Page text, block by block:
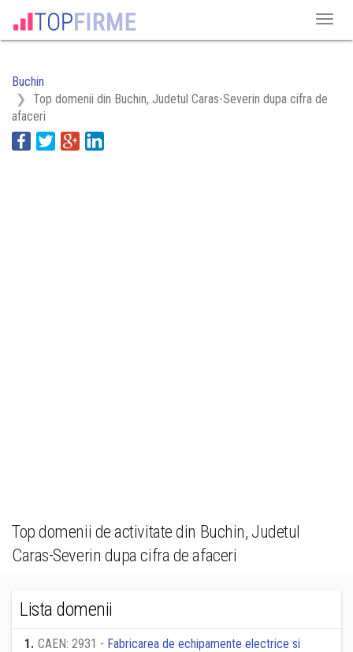
Buchin
Top domenii din Buchin, Judetul Caras-Severin dupa cifra de
afaceri
Top domenii de activitate din Buchin, Judetul
Caras-Severin dupa cifra de afaceri
Lista domenii
1. CAEN: 2931 - Fabricarea de echipamente electrice si